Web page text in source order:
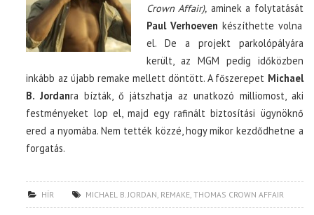
Crown Affair), aminek a folytatását
Paul Verhoeven készíthette volna
el. De a projekt parkolópályára
került, az MGM pedig időközben
inkább az újabb remake mellett döntött. A főszerepet Michael
B. Jordanra bízták, ő játszhatja az unatkozó milliomost, aki
festményeket lop el, majd egy rafinált biztosítási ügynöknő
ered a nyomába. Nem tették közzé, hogy mikor kezdődhetne a
forgatás.
HÍR MICHAEL B. JORDAN REMAKE ,THOMAS CROWN AFFAIR